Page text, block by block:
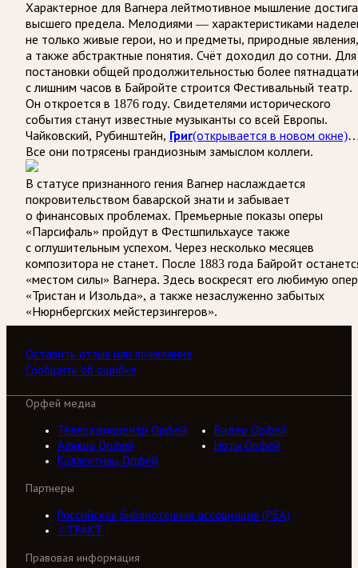
Характерное для Вагнера лейтмотивное мышление
высшего предела. Мелодиями — характеристиками
не только живые герои, но и предметы, природные явления,
а также абстрактные понятия. Счёт доходил до сотни. Для
постановки общей продолжительностью более пятнадцати
с лишним часов в Байройте строится Фестивальный театр.
Он откроется в 1876 году. Свидетелями исторического
события станут известные музыканты со всей Европы.
Чайковский, Рубинштейн, Григ(открывается в новом окне)
Все они потрясены грандиозным замыслом коллеги.
В статусе признанного гения Вагнер наслаждается
покровительством баварской знати и забывает
о финансовых проблемах. Премьерные показы оперы
«Парсифаль» пройдут в Фестшпильхаусе также
с оглушительным успехом. Через несколько месяцев
композитора не станет. После 1883 года Байройт
«местом силы» Вагнера. Здесь воскресят его любимую
«Тристан и Изольда», а также незаслуженно забытых
«Нюрнбергских мейстерзингеров».
Оставить отзыв или пожелание
Сообщить об ошибке
Орфей медиа
Телерадиоцентр Орфей
Видео Орфей
Афиша Орфей
Ноты Орфей
Коллективы Орфей
Партнеры
Российская библиотечная ассоциация (РБА)
///ТРАКТ
Правовая информация